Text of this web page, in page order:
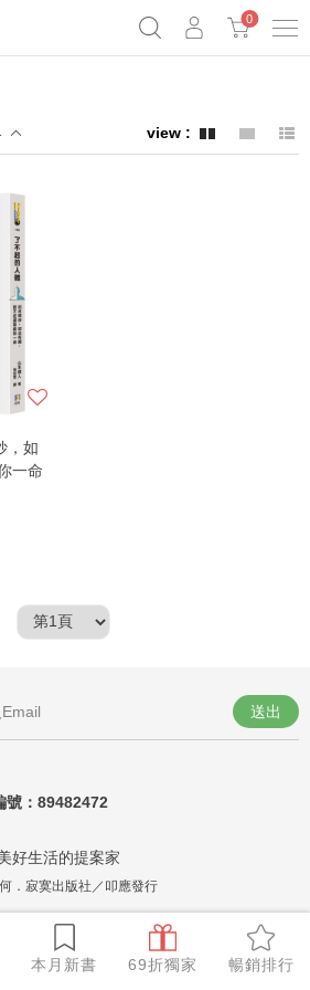
0
本月新書 69折獨家 暢銷排行
，如
一命
： 89482472
好生活的提案家
．寂寞出版社／叩應發行
送出